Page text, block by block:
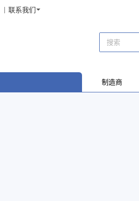
联系我们
制造商